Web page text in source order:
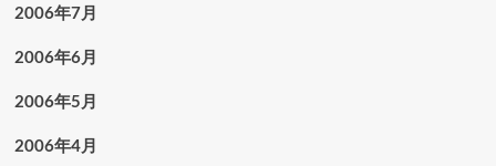
2006年7月
2006年6月
2006年5月
2006年4月